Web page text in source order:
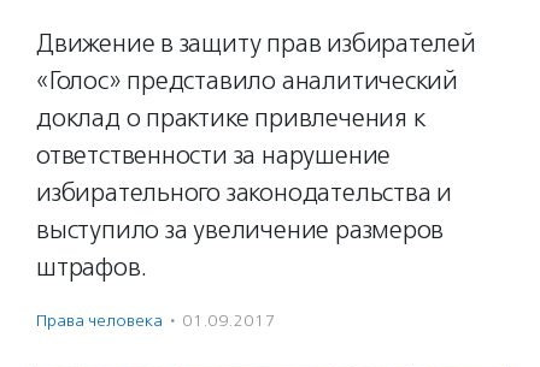
Движение в защиту прав избирателей
«Голос» представило аналитический
доклад о практике привлечения к
ответственности за нарушение
избирательного законодательства и
выступило за увеличение размеров
штрафов.
Права человека · 01.09.2017